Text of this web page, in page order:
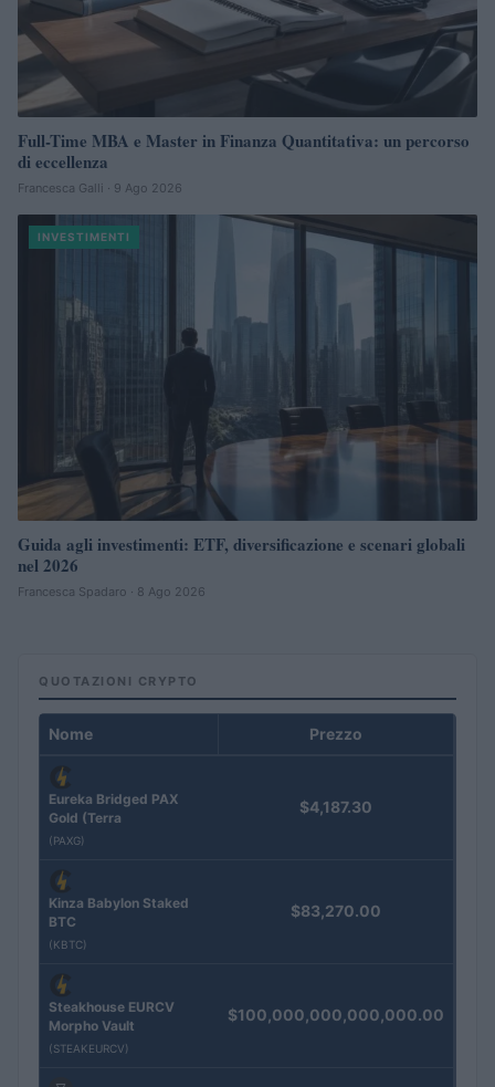
Full-Time MBA e Master in Finanza Quantitativa: un percorso
di eccellenza
Francesca Galli · 9 Ago 2026
INVESTIMENTI
Guida agli investimenti: ETF, diversificazione e scenari globali
nel 2026
Francesca Spadaro · 8 Ago 2026
QUOTAZIONI CRYPTO
Nome Prezzo
Eureka Bridged PAX
Gold (Terra
(PAXG)
$4,187.30
Kinza Babylon Staked
BTC
(KBTC)
$83,270.00
Steakhouse EURCV
Morpho Vault
(STEAKEURCV)
$100,000,000,000,000.00